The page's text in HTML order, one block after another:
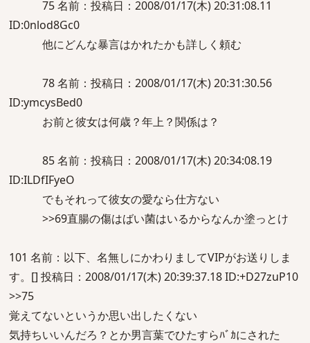
75 名前：投稿日：2008/01/17(木) 20:31:08.11
ID:0nlod8Gc0
他にどんな暴言はかれたかも詳しく頼む
78 名前：投稿日：2008/01/17(木) 20:31:30.56
ID:ymcysBed0
お前と彼女は何歳？年上？関係は？
85 名前：投稿日：2008/01/17(木) 20:34:08.19
ID:ILDfIFyeO
でもそれって彼女の愛なら仕方ない
>>69直腸の傷はばい菌はいるからなんか塗っとけ
101 名前：以下、名無しにかわりましてVIPがお送りしま
す。[] 投稿日：2008/01/17(木) 20:39:37.18 ID:+D27zuP10
>>75
覚えてないというか思い出したくない
気持ちいいんだろ？とか男言葉でひたすらﾊﾞｶにされた